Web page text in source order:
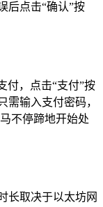
后点击“确认”按
付，点击“支付”按
需输入支付密码，
不停蹄地开始处
长取决于以太坊网